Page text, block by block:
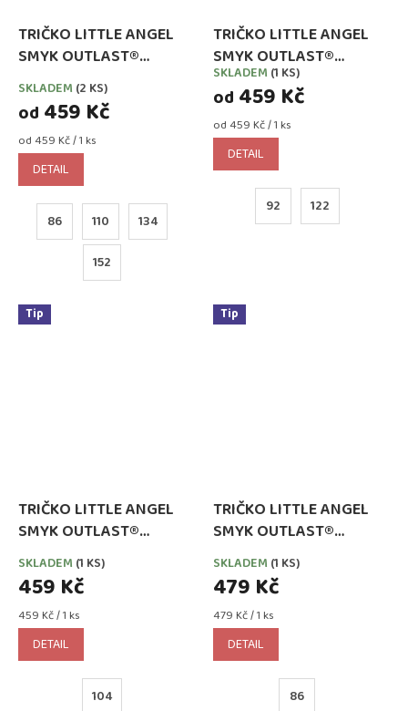
TRIČKO LITTLE ANGEL
SMYK OUTLAST®
DLOUHÝ RUKÁV -
FIALOVÉ
SKLADEM (2 KS)
od 459 Kč
Měrná
cena:
od 459 Kč / 1 ks
DETAIL
86 110 134
152
TRIČKO LITTLE ANGEL
SMYK OUTLAST®
DLOUHÝ RUKÁV - INDIGO
Průměrné
hodnocení
je
hvězdiček.
SKLADEM (1 KS)
od 459 Kč
Měrná
cena:
od 459 Kč / 1 ks
DETAIL
92 122
Tip
TRIČKO LITTLE ANGEL
SMYK OUTLAST®
DLOUHÝ RUKÁV - OLIVA
SKLADEM (1 KS)
459 Kč
Měrná
cena:
459 Kč / 1 ks
DETAIL
104
Tip
TRIČKO LITTLE ANGEL
SMYK OUTLAST®
DLOUHÝ RUKÁV -
CIHLOVÁ
SKLADEM (1 KS)
479 Kč
Měrná
cena:
479 Kč / 1 ks
DETAIL
86